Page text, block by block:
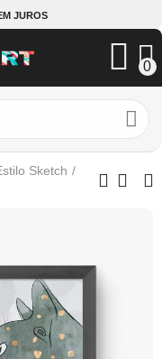
JUROS
0
Sketch